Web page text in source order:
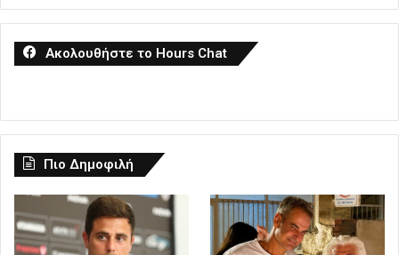
Ακολουθήστε το Hours Chat
Πιο Δημοφιλή